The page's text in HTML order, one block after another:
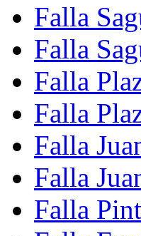
Falla
Falla
Falla
Falla
Falla
Falla
Falla